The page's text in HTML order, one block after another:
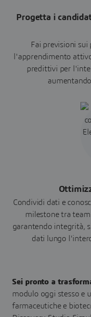
Progetta i
Fai previsioni sui
l'apprendimento
predittivi per
Condividi dati e
milestone tra
garantendo integrità,
dati lungo
Sei pronto a
modulo oggi stesso e
farmaceutiche e